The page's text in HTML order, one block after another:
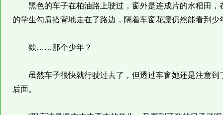
黑色的车子在柏油路上驶过，窗外是连成片的水稻田，
的学生勾肩搭背地走在了路边，隔着车窗花凛仍然能看到少
欸……那个少年？
虽然车子很快就行驶过去了，但透过车窗她还是注意到
后面。